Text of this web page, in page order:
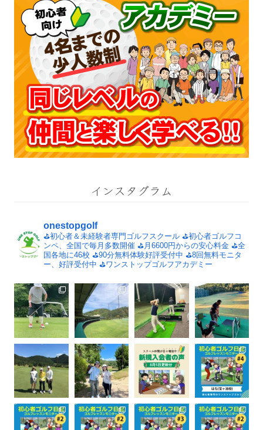
インスタグラム
onestopgolf
⛳️初心者＆未経験者専門ゴルフスクール ⛳️初心者ゴルフコ
ンペ、全国で毎月多数開催 ⛳️月6600円からの安心料金 ⛳️全
国各地に46校 ⛳️90分無料体験好評受付中 ⛳️8回無料モニタ
ー、好評受付中 ⛳️ワンストップゴルフアカデミー